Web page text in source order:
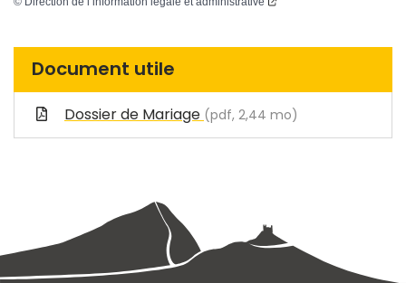
Document utile
Dossier de Mariage (pdf, 2,44 mo)